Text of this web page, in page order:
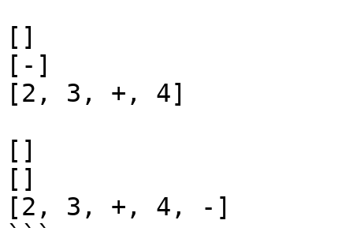
[]
[-]
[2, 3, +, 4]
[]
[]
[2, 3, +, 4, -]
```